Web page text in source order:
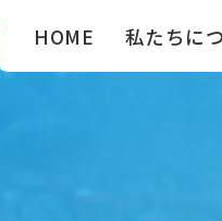
HOME 私たちに